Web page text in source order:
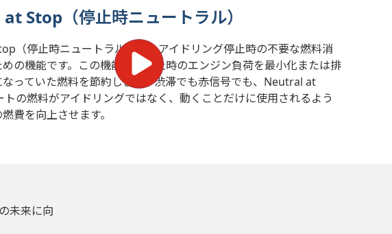
Stop（停止時ニュートラル）
（停止時ニュートラル）は、アイドリング停止時の不要な燃料消
の機能です。この機能は、停止時のエンジン負荷を最小化または排
っていた燃料を節約します。渋滞でも赤信号でも、Neutral at
の燃料がアイドリングではなく、動くことだけに使用されるよう
費を向上させます。
未来に向